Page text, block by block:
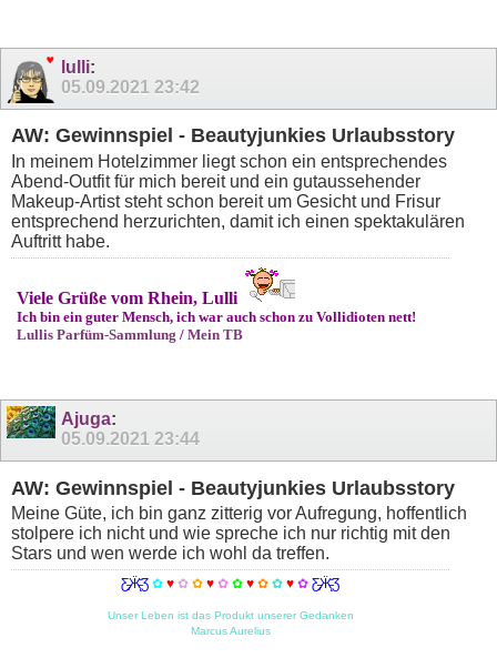
lulli:
05.09.2021 23:42
AW: Gewinnspiel - Beautyjunkies Urlaubsstory
In meinem Hotelzimmer liegt schon ein entsprechendes
Abend-Outfit für mich bereit und ein gutaussehender
Makeup-Artist steht schon bereit um Gesicht und Frisur
entsprechend herzurichten, damit ich einen spektakulären
Auftritt habe.
Viele Grüße vom Rhein, Lulli
Ich bin ein guter Mensch, ich war auch schon zu Vollidioten nett!
Lullis Parfüm-Sammlung / Mein TB
Ajuga:
05.09.2021 23:44
AW: Gewinnspiel - Beautyjunkies Urlaubsstory
Meine Güte, ich bin ganz zitterig vor Aufregung, hoffentlich
stolpere ich nicht und wie spreche ich nur richtig mit den
Stars und wen werde ich wohl da treffen.
Ƹ̵̡Ӝ̵̨̄Ʒ ✿♥✿ ✿ ♥✿✿♥✿✿♥✿Ƹ̵̡Ӝ̵̨̄Ʒ
Unser Leben ist das Produkt unserer Gedanken
Marcus Aurelius